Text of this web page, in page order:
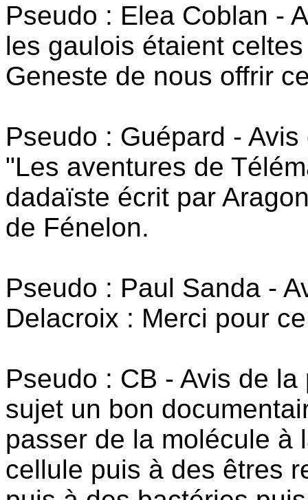
Pseudo : Elea Coblan -
les gaulois étaient
Geneste de nous offrir
Pseudo : Guépard -
"Les aventures de
dadaïste écrit par
de Fénelon.
Pseudo : Paul Sanda -
Delacroix : Merci pour
Pseudo : CB - Avis de
sujet un bon
passer de la molécule à
cellule puis à des êtres